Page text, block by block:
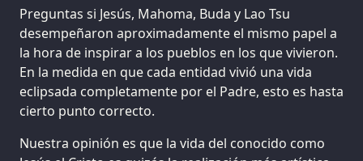
Preguntas si Jesús, Mahoma, Buda y Lao Tsu
desempeñaron aproximadamente el mismo papel a
la hora de inspirar a los pueblos en los que vivieron.
En la medida en que cada entidad vivió una vida
eclipsada completamente por el Padre, esto es hasta
cierto punto correcto.
Nuestra opinión es que la vida del conocido como